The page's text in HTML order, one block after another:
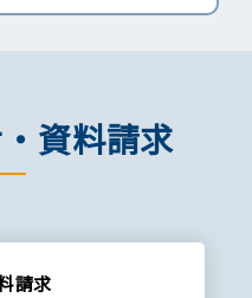
資料請求
請求